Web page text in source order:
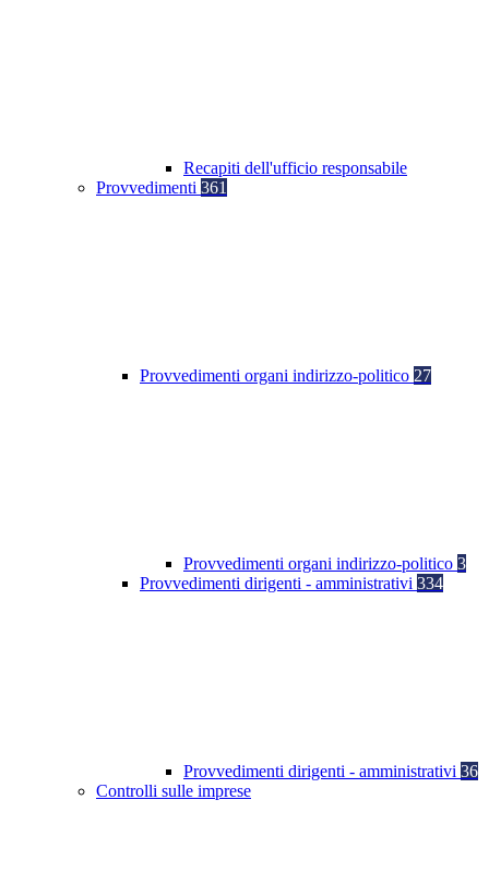
Recapiti dell'ufficio responsabile
Provvedimenti 361
Provvedimenti organi indirizzo-politico 27
Provvedimenti organi indirizzo-politico 3
Provvedimenti dirigenti - amministrativi 334
Provvedimenti dirigenti - amministrativi 36
Controlli sulle imprese